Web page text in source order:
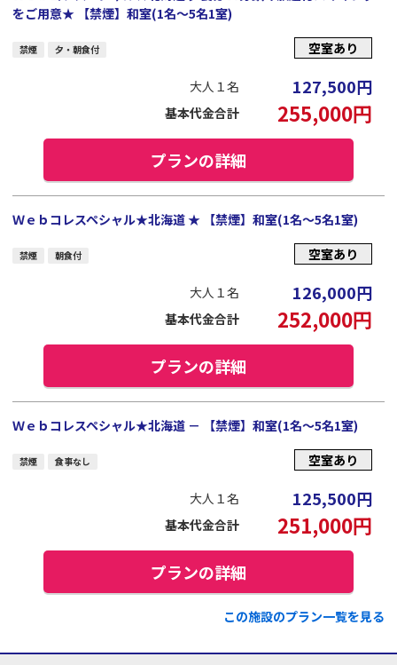
をご用意★ 【禁煙】和室(1名～5名1室)
禁煙 夕・朝食付 空室あり
大人１名 127,500円
基本代金合計 255,000円
プランの詳細
Ｗｅｂコレスペシャル★北海道 ★ 【禁煙】和室(1名～5名1室)
禁煙 朝食付 空室あり
大人１名 126,000円
基本代金合計 252,000円
プランの詳細
Ｗｅｂコレスペシャル★北海道 － 【禁煙】和室(1名～5名1室)
禁煙 食事なし 空室あり
大人１名 125,500円
基本代金合計 251,000円
プランの詳細
この施設のプラン一覧を見る